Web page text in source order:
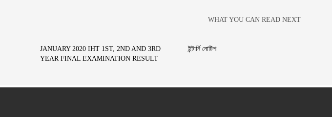
WHAT YOU CAN READ NEXT
JANUARY 2020 IHT 1ST, 2ND AND 3RD
YEAR FINAL EXAMINATION RESULT
ইন্টার্নি নোটিশ